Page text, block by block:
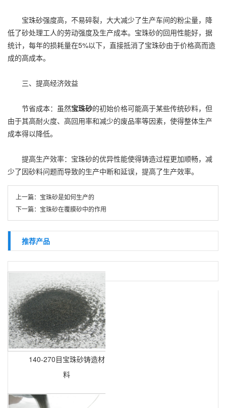
宝珠砂强度高，不易碎裂，大大减少了生产车间的粉尘量，降
低了砂处理工人的劳动强度及生产成本。宝珠砂的回用性能好，据
统计，每年的损耗量在5%以下，直接抵消了宝珠砂由于价格高而造
成的高成本。
三、提高经济效益
节省成本：虽然宝珠砂的初始价格可能高于某些传统砂料，但
由于其高耐火度、高回用率和减少的废品率等因素，使得整体生产
成本得以降低。
提高生产效率：宝珠砂的优异性能使得铸造过程更加顺畅，减
少了因砂料问题而导致的生产中断和延误，提高了生产效率。
上一篇： 宝珠砂是如何生产的
下一篇： 宝珠砂在覆膜砂中的作用
推荐产品
140-270目宝珠砂铸造材
料